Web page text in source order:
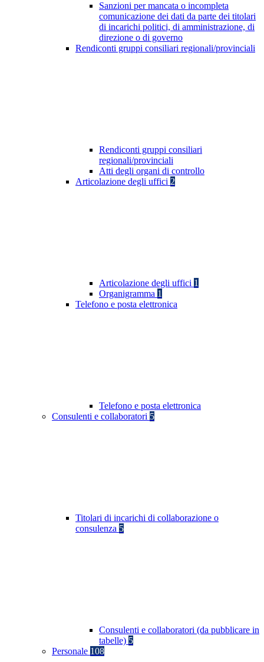
Sanzioni per mancata o incompleta
comunicazione dei dati da parte dei titolari
di incarichi politici, di amministrazione, di
direzione o di governo
Rendiconti gruppi consiliari regionali/provinciali
Rendiconti gruppi consiliari
regionali/provinciali
Atti degli organi di controllo
Articolazione degli uffici 2
Articolazione degli uffici 1
Organigramma 1
Telefono e posta elettronica
Telefono e posta elettronica
Consulenti e collaboratori 5
Titolari di incarichi di collaborazione o
consulenza 5
Consulenti e collaboratori (da pubblicare in
tabelle) 5
Personale 108